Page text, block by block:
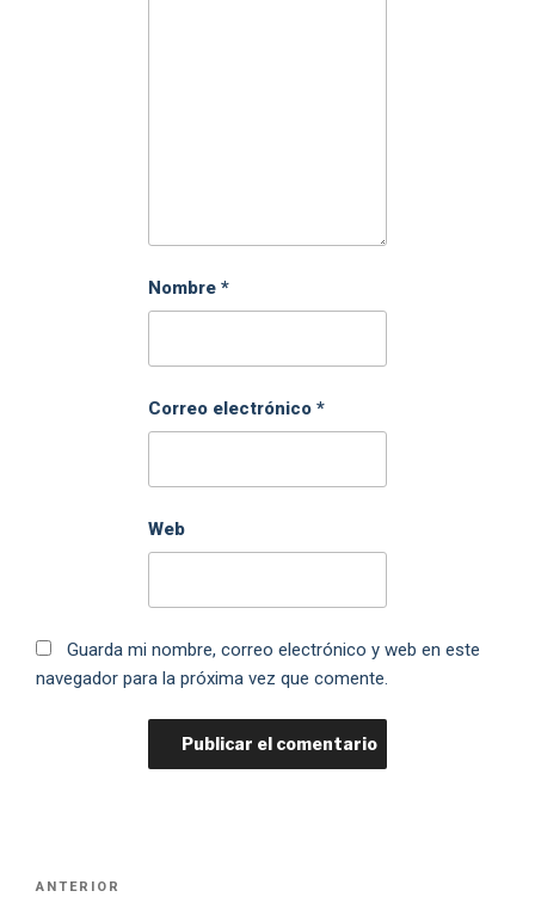
Nombre *
Correo electrónico *
Web
Guarda mi nombre, correo electrónico y web en este
navegador para la próxima vez que comente.
ANTERIOR